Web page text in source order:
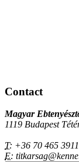
Contact
Magyar
1119 Budapest
T: +36 70 465 3911
E: